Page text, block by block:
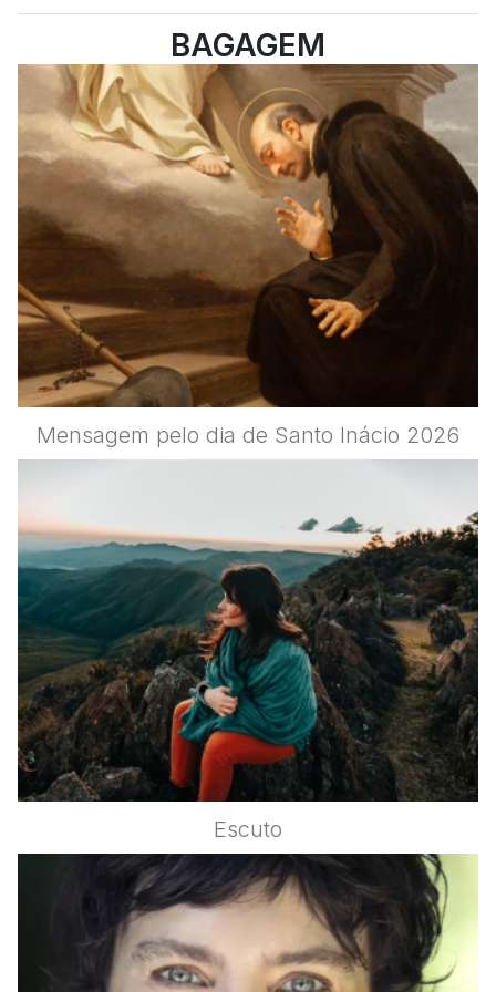
doutrina social e inteligência
artificial?
BAGAGEM
Mensagem pelo dia de Santo Inácio 2026
Escuto